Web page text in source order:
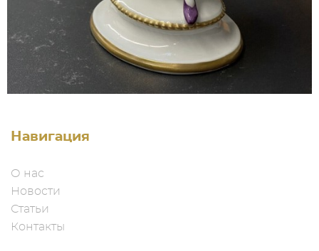
Навигация
О нас
Новости
Статьи
Контакты